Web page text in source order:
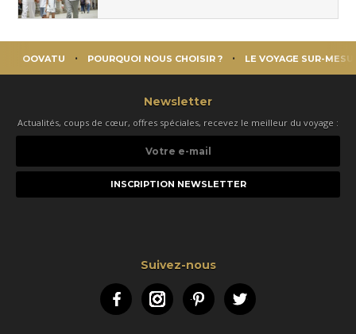
OOVATU POURQUOI NOUS CHOISIR ? LE VOYAGE SUR-
Newsletter
Actualités, coups de cœur, offres spéciales, recevez le meilleur du voyage :
e-
Suivez-nous
FacebookInstagramPinterestTwitter